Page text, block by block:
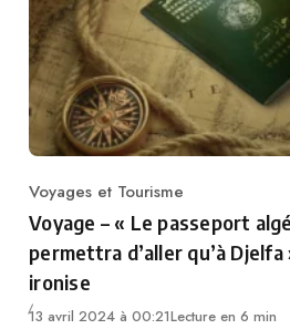
Category
Voyages et Tourisme
Voyage – « Le passeport
permettra d’aller qu’à
ironise
13 avril 2024 à 00:21Lecture en 6 min